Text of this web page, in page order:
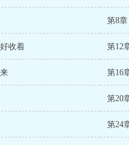
第8
收着 第12
第16
第20
第24